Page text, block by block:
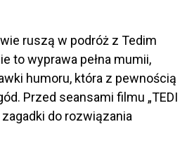
ruszą w podróż z Tedim
to wyprawa pełna mumii,
humoru, która z pewnością
Przed seansami filmu „TEDI
do rozwiązania